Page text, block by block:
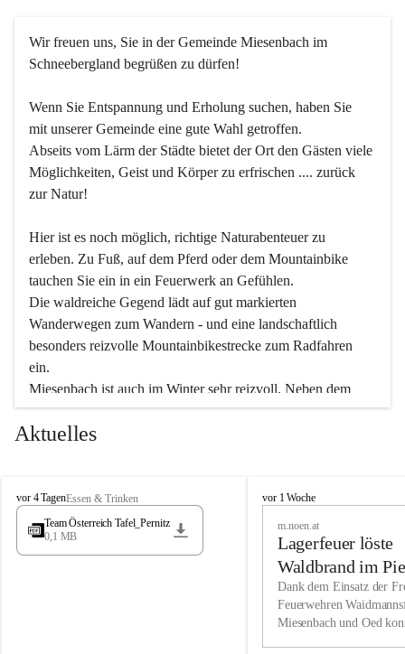
Wir freuen uns, Sie in der Gemeinde Miesenbach im
Schneebergland begrüßen zu dürfen!
Wenn Sie Entspannung und Erholung suchen, haben Sie
mit unserer Gemeinde eine gute Wahl getroffen.
Abseits vom Lärm der Städte bietet der Ort den Gästen viele
Möglichkeiten, Geist und Körper zu erfrischen .... zurück
zur Natur!
Hier ist es noch möglich, richtige Naturabenteuer zu
erleben. Zu Fuß, auf dem Pferd oder dem Mountainbike
tauchen Sie ein in ein Feuerwerk an Gefühlen.
Die waldreiche Gegend lädt auf gut markierten
Wanderwegen zum Wandern - und eine landschaftlich
besonders reizvolle Mountainbikestrecke zum Radfahren
ein.
Miesenbach ist auch im Winter sehr reizvoll. Neben dem
Eisstockschießen gibt es auf dem nahe gelegenen Unterberg
wunderschöne Naturschneepisten, die zum Schifahren oder
vielfältige Angebot unserer Kulturvereine.
Überzeugen Sie sich selbst, dass Sie in Miesenbach sowie
in den Beherbergungsbetrieben, Gaststätten und urigen
Wir kennen Miesenbach als lebens- und liebenswerten Ort.
Tradition und Innovation werden ebenso groß geschrieben
Aktuelles
M
i
s
vor 4 TagenEssen & Trinken
Team Österreich Tafel_Pernitz
0,1 MB
M
h
vor 1 Woche
m.noen.at
Lagerfeuer löste
Waldbrand im
aus
Dank dem Einsatz der
Feuerwehren
Miesenbach und Oed